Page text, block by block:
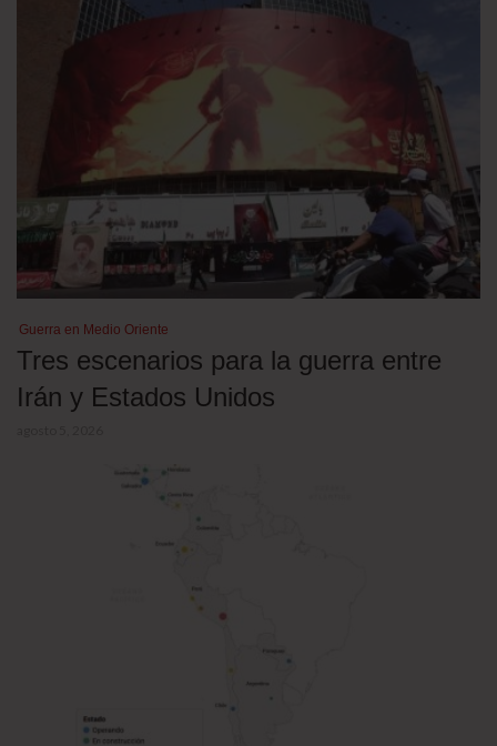
Guerra en Medio Oriente
Tres escenarios para la guerra entre
Irán y Estados Unidos